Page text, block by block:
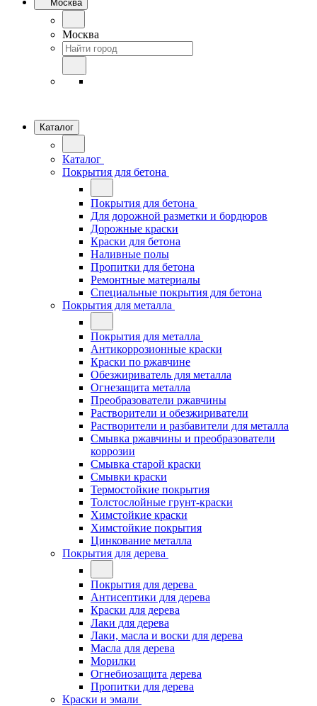
Москва
Москва
Каталог
Каталог
Покрытия для бетона
Покрытия для бетона
Для дорожной разметки и бордюров
Дорожные краски
Краски для бетона
Наливные полы
Пропитки для бетона
Ремонтные материалы
Специальные покрытия для бетона
Покрытия для металла
Покрытия для металла
Антикоррозионные краски
Краски по ржавчине
Обезжириватель для металла
Огнезащита металла
Преобразователи ржавчины
Растворители и обезжириватели
Растворители и разбавители для металла
Смывка ржавчины и преобразователи
коррозии
Смывка старой краски
Смывки краски
Термостойкие покрытия
Толстослойные грунт-краски
Химстойкие краски
Химстойкие покрытия
Цинкование металла
Покрытия для дерева
Покрытия для дерева
Антисептики для дерева
Краски для дерева
Лаки для дерева
Лаки, масла и воски для дерева
Масла для дерева
Морилки
Огнебиозащита дерева
Пропитки для дерева
Краски и эмали